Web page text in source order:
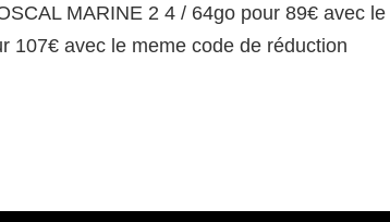
MARINE 2 4 / 64go pour 89€ avec le
107€ avec le meme code de réduction